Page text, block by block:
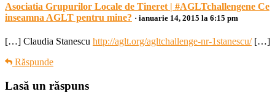
Asociatia Grupurilor Locale de Tineret | #AGLTchallengene Ce
inseamna AGLT pentru mine? · ianuarie 14, 2015 la 6:15 pm
[…] Claudia Stanescu http://aglt.org/agltchallenge-nr-1stanescu/[…]
Răspunde
Lasă un răspuns